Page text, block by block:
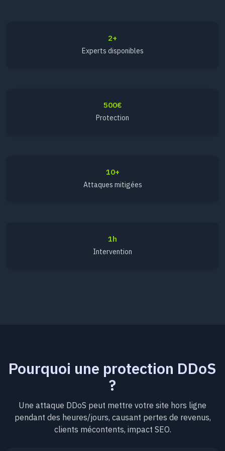
2+
Experts disponibles
500€
Protection
10+
Attaques mitigées
1h
Intervention
Pourquoi une protection DDoS
?
Une attaque DDoS peut mettre votre site hors ligne
pendant des heures/jours, causant pertes de revenus,
clients mécontents, impact SEO.